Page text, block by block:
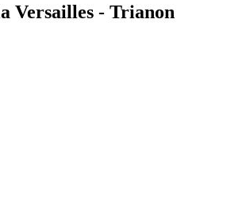
Versailles - Trianon